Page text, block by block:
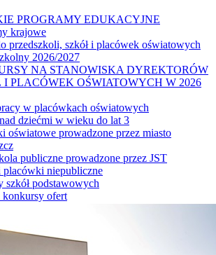
PROGRAMY EDUKACYJNE
krajowe
przedszkoli, szkół i placówek oświatowych
2026/2027
NA STANOWISKA DYREKTORÓW
I PLACÓWEK OŚWIATOWYCH W 2026
w placówkach oświatowych
dziećmi w wieku do lat 3
oświatowe prowadzone przez miasto
publiczne prowadzone przez JST
placówki niepubliczne
szkół podstawowych
konkursy ofert